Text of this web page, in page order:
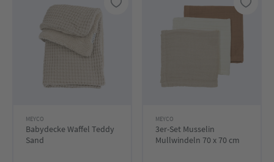
MEYCO
Babydecke Waffel Teddy
Sand
MEYCO
3er-Set Musselin
Mullwindeln 70 x 70 cm